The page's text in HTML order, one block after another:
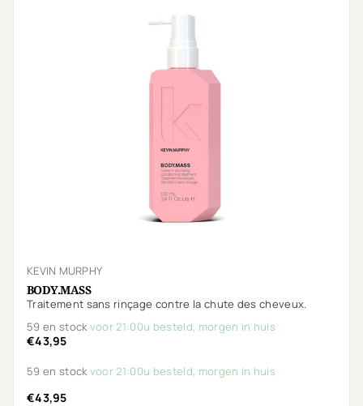
KEVIN MURPHY
BODY.MASS
Traitement sans rinçage contre la chute des cheveux.
59 en stockvoor 21:00u besteld, morgen in huis
€43,95
59 en stockvoor 21:00u besteld, morgen in huis
€43,95